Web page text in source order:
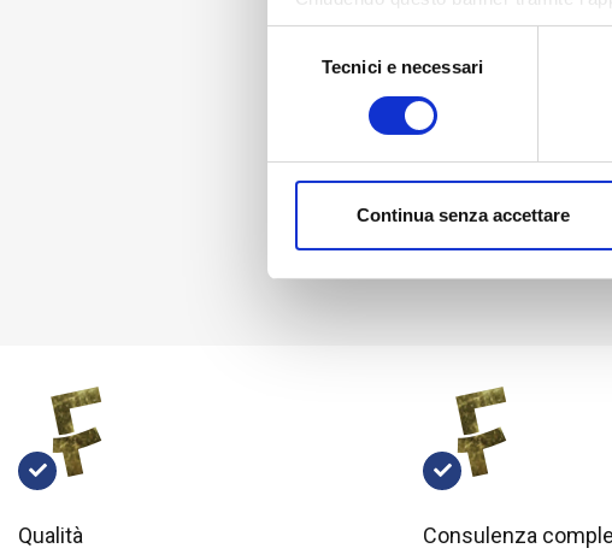
assenza di cookie o altri strumenti
Tecnici e necessari
Continua senza accettare
“Con
con
Il
atte
Qualità Consulenza